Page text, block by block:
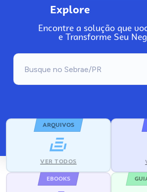
Explore
Encontre a solução que
e Transforme Seu
ARQUIVOS
VER TODOS
EBOOKS